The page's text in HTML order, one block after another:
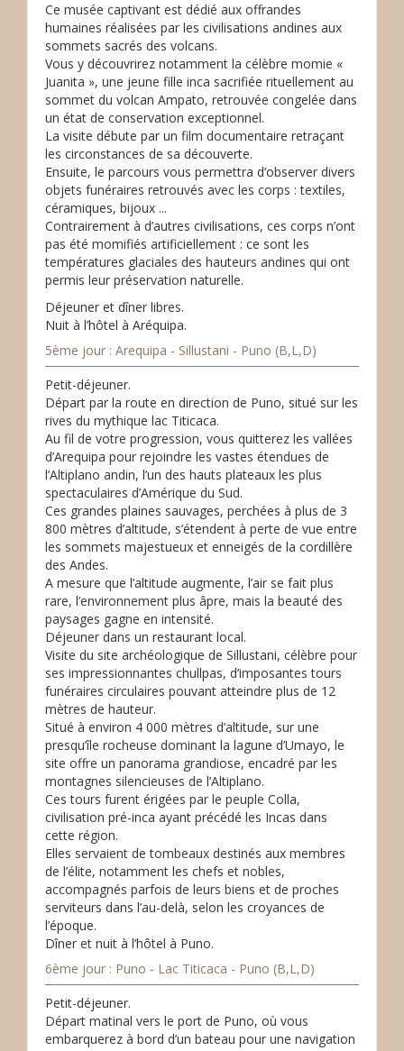
Ce musée captivant est dédié aux offrandes
humaines réalisées par les civilisations andines aux
sommets sacrés des volcans.
Vous y découvrirez notamment la célèbre momie «
Juanita », une jeune fille inca sacrifiée rituellement au
sommet du volcan Ampato, retrouvée congelée dans
un état de conservation exceptionnel.
La visite débute par un film documentaire retraçant
les circonstances de sa découverte.
Ensuite, le parcours vous permettra d’observer divers
objets funéraires retrouvés avec les corps : textiles,
céramiques, bijoux ...
Contrairement à d’autres civilisations, ces corps n’ont
pas été momifiés artificiellement : ce sont les
températures glaciales des hauteurs andines qui ont
permis leur préservation naturelle.
Déjeuner et dîner libres.
Nuit à l’hôtel à Aréquipa.
5ème jour : Arequipa - Sillustani - Puno (B,L,D)
Petit-déjeuner.
Départ par la route en direction de Puno, situé sur les
rives du mythique lac Titicaca.
Au fil de votre progression, vous quitterez les vallées
d’Arequipa pour rejoindre les vastes étendues de
l’Altiplano andin, l’un des hauts plateaux les plus
spectaculaires d’Amérique du Sud.
Ces grandes plaines sauvages, perchées à plus de 3
800 mètres d’altitude, s’étendent à perte de vue entre
les sommets majestueux et enneigés de la cordillère
des Andes.
A mesure que l’altitude augmente, l’air se fait plus
rare, l’environnement plus âpre, mais la beauté des
paysages gagne en intensité.
Déjeuner dans un restaurant local.
Visite du site archéologique de Sillustani, célèbre pour
ses impressionnantes chullpas, d’imposantes tours
funéraires circulaires pouvant atteindre plus de 12
mètres de hauteur.
Situé à environ 4 000 mètres d’altitude, sur une
presqu’île rocheuse dominant la lagune d’Umayo, le
site offre un panorama grandiose, encadré par les
montagnes silencieuses de l’Altiplano.
Ces tours furent érigées par le peuple Colla,
civilisation pré-inca ayant précédé les Incas dans
cette région.
Elles servaient de tombeaux destinés aux membres
de l’élite, notamment les chefs et nobles,
accompagnés parfois de leurs biens et de proches
serviteurs dans l’au-delà, selon les croyances de
l’époque.
Dîner et nuit à l’hôtel à Puno.
6ème jour : Puno - Lac Titicaca - Puno (B,L,D)
Petit-déjeuner.
Départ matinal vers le port de Puno, où vous
embarquerez à bord d’un bateau pour une navigation